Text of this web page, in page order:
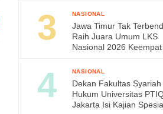
dan Sembako kepada
Malang
NASIONAL
Jawa Timur Tak
Raih Juara Umum LKS
Nasional 2026 Keempat
Apresiasi Prestasi Siswa
Vokasi
NASIONAL
Dekan Fakultas Syariah
Hukum Universitas
Jakarta Isi Kajian